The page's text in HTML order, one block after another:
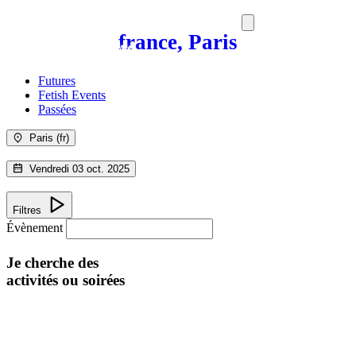
france, Paris
MAG
Futures
Fetish Events
Passées
Paris (fr)
Vendredi 03 oct. 2025
Filtres
Évènement
Je cherche des
activités ou soirées